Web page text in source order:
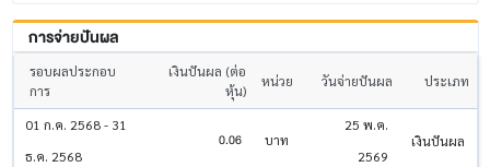
การจ่ายปันผล
รอบผลประกอบ
การ
เงินปันผล (ต่อ
หุ้น)
หน่วย วันจ่ายปันผล ประเภท
01 ก.ค. 2568 - 31
ธ.ค. 2568
0.06 บาท
25 พ.ค.
2569
เงินปันผล